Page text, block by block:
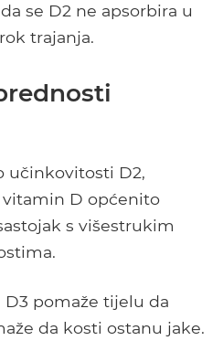
se D2 ne apsorbira u
trajanja.
učinkovitosti D2,
D općenito
s višestrukim
pomaže tijelu da
da kosti ostanu jake.